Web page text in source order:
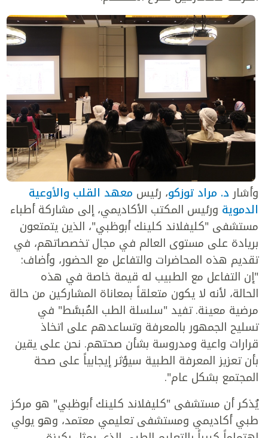
وأشار د. مراد توزكو، رئيس معهد القلب والأوعية
الدموية ورئيس المكتب الأكاديمي، إلى مشاركة أطباء
مستشفى "كليفلاند كلينك أبوظبي"، الذين يتمتعون
بريادة على مستوى العالم في مجال تخصصاتهم، في
تقديم هذه المحاضرات والتفاعل مع الحضور، وأضاف:
"إن التفاعل مع الطبيب له قيمة خاصة في هذه
الحالة، لأنه لا يكون متعلقاً بمعاناة المشاركين من حالة
مرضية معينة. تفيد "سلسلة الطب المُبسَّط" في
تسليح الجمهور بالمعرفة وتساعدهم على اتخاذ
قرارات واعية ومدروسة بشأن صحتهم. نحن على يقين
بأن تعزيز المعرفة الطبية سيؤثر إيجابياً على صحة
المجتمع بشكل عام".
يُذكر أن مستشفى "كليفلاند كلينك أبوظبي" هو مركز
طبي أكاديمي ومستشفى تعليمي معتمد، وهو يولي